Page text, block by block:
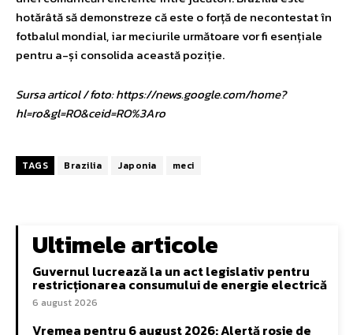
hotărâtă să demonstreze că este o forță de necontestat în
fotbalul mondial, iar meciurile următoare vor fi esențiale
pentru a-și consolida această poziție.
Sursa articol / foto: https://news.google.com/home?
hl=ro&gl=RO&ceid=RO%3Aro
TAGS Brazilia Japonia meci
Ultimele articole
Guvernul lucrează la un act legislativ pentru
restricționarea consumului de energie electrică
6 august 2026
Vremea pentru 6 august 2026: Alertă roșie de